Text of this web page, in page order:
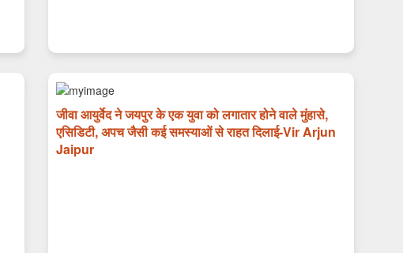
जीवा आयुर्वेद ने जयपुर के एक युवा को लगातार होने वाले मुंहासे,
एसिडिटी, अपच जैसी कई समस्याओं से राहत दिलाई-Vir Arjun
Jaipur